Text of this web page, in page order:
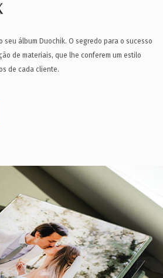
seu álbum Duochik. O segredo para o sucesso
de materiais, que lhe conferem um estilo
de cada cliente.